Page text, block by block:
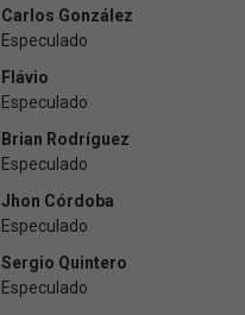
Carlos González
Especulado
Flávio
Especulado
Brian Rodríguez
Especulado
Jhon Córdoba
Especulado
Sergio Quintero
Especulado